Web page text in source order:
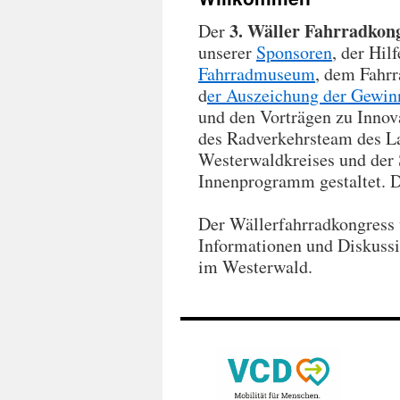
Der3. Wäller
unserer Sponsoren, der
Fahrradmuseum, dem
der Auszeichung der
und den Vorträgen zu
des Radverkehrsteam des
Westerwaldkreises und
Innenprogramm gestaltet.
Der
Informationen und
im Westerwald.